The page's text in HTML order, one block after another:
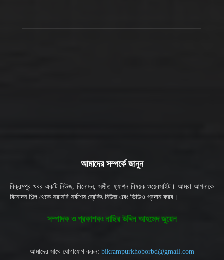
আমাদের সম্পর্কে জানুন
বিক্রমপুর খবর একটি নিউজ, বিনোদন, সঙ্গীত ফ্যাশন বিষয়ক ওয়েবসাইট। আমরা আপনাকে
বিনোদন শিল্প থেকে সরাসরি সর্বশেষ ব্রেকিং নিউজ এবং ভিডিও প্রদান করব।
সম্পাদক ও প্রকাশকঃ নাছির উদ্দিন আহমেদ জুয়েল
আমাদের সাথে যোগাযোগ করুন: bikrampurkhoborbd@gmail.com